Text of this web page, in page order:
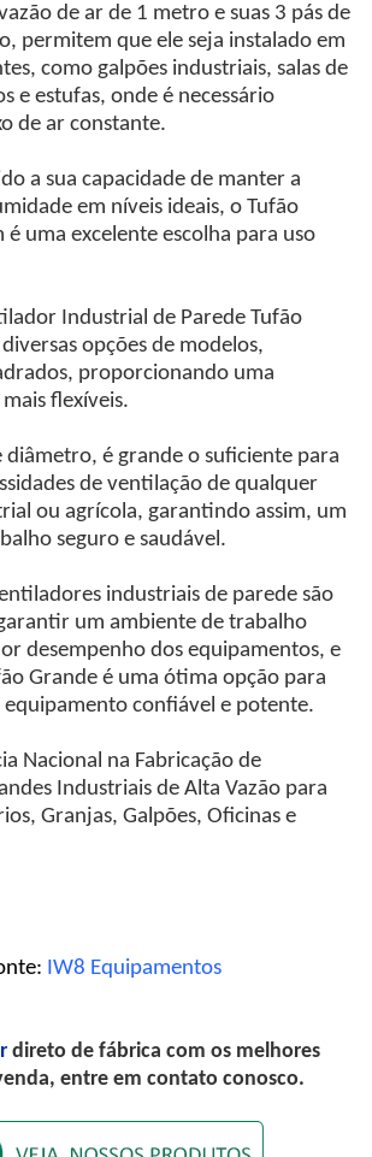
de ar de 1 metro e suas 3 pás de
permitem que ele seja instalado em
como galpões industriais, salas de
e estufas, onde é necessário
de ar constante.
a sua capacidade de manter a
em níveis ideais, o Tufão
uma excelente escolha para uso
Industrial de Parede Tufão
opções de modelos,
proporcionando uma
flexíveis.
diâmetro, é grande o suficiente para
de ventilação de qualquer
ou agrícola, garantindo assim, um
seguro e saudável.
industriais de parede são
um ambiente de trabalho
desempenho dos equipamentos, e
Grande é uma ótima opção para
equipamento confiável e potente.
Nacional na Fabricação de
Industriais de Alta Vazão para
Granjas, Galpões, Oficinas e
IW8 Equipamentos
direto de fábrica com os melhores
entre em contato conosco.